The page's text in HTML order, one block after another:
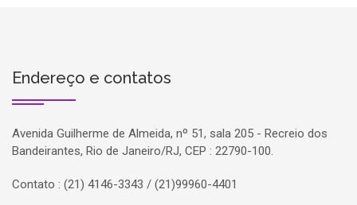
Endereço e contatos
Avenida Guilherme de Almeida, nº 51, sala 205 - Recreio dos
Bandeirantes, Rio de Janeiro/RJ, CEP : 22790-100.
Contato : (21) 4146-3343 / (21)99960-4401